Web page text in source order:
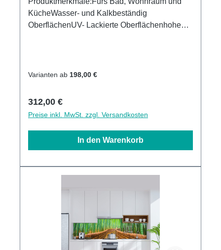
KücheWasser- und Kalkbeständig
OberflächenUV- Lackierte Oberflächenhohe
Fliesen angebracht werden3mm Alu-Verbund
Varianten ab 198,00 €
Regulärer Preis:
312,00 €
Preise inkl. MwSt. zzgl. Versandkosten
In den Warenkorb